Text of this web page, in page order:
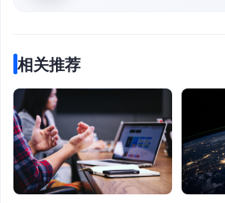
相关推荐